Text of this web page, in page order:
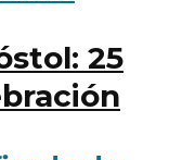
25